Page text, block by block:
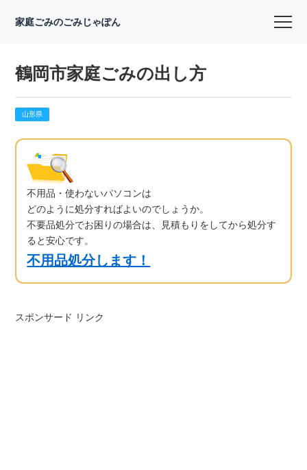
家庭ごみのごみじゃぽん
鶴岡市家庭ごみの出し方
山形県
不用品・使わないパソコンは
どのように処分すればよいのでしょうか。
不要品処分でお困りの場合は、見積もりをしてから処分す
ると安心です。
不用品処分します！
スポンサード リンク